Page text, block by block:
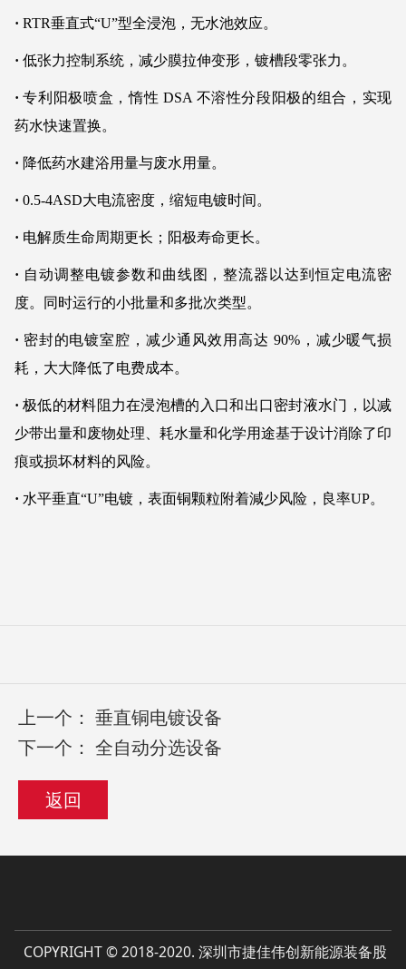
· RTR垂直式“U”型全浸泡，无水池效应。
· 低张力控制系统，减少膜拉伸变形，镀槽段零张力。
·专利阳极喷盒，惰性 DSA 不溶性分段阳极的组合，实现
药水快速置换。
· 降低药水建浴用量与废水用量。
· 0.5-4ASD大电流密度，缩短电镀时间。
· 电解质生命周期更长；阳极寿命更长。
· 自动调整电镀参数和曲线图，整流器以达到恒定电流密
度。同时运行的小批量和多批次类型。
· 密封的电镀室腔，减少通风效用高达 90%，减少暖气损
耗，大大降低了电费成本。
· 极低的材料阻力在浸泡槽的入口和出口密封液水门，以减
少带出量和废物处理、耗水量和化学用途基于设计消除了印
痕或损坏材料的风险。
· 水平垂直“U”电镀，表面铜颗粒附着減少风险，良率UP。
上一个： 垂直铜电镀设备
下一个： 全自动分选设备
返回
COPYRIGHT © 2018-2020. 深圳市捷佳伟创新能源装备股